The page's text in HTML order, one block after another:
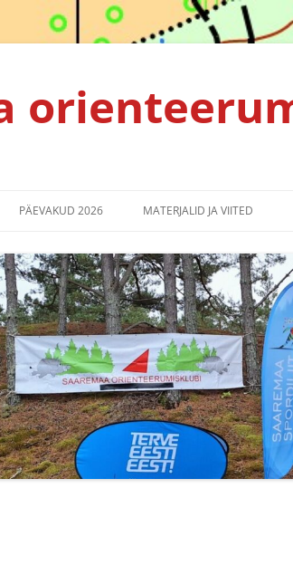
PÄEVAKUD 2026
TULEMUSED 2024
TULEMUSED 2023
TULEMUSED 2022
EMV2021
TULEMUSED 2021
TULEMUSED 2020
MATERJALID JA VIITED
KORRALDAJALE
SPRINDIRAJA LEPPEMÄRGID